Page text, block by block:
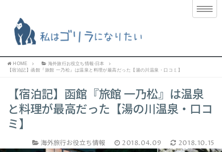
HOME
海外旅行お役立ち情報-日本
【宿泊記】函館『旅館 一乃松』は温泉と料理が最高だった【湯の川温泉・口コミ】
【宿泊記】函館『旅館 一乃松』は温泉
と料理が最高だった【湯の川温泉・口コ
ミ】
海外旅行お役立ち情報 2018.04.09 2018.10.15